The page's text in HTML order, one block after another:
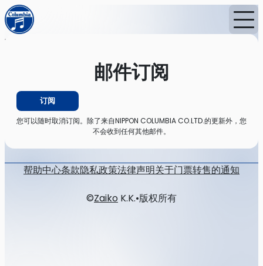
首页
邮件订阅
订阅
您可以随时取消订阅。除了来自NIPPON COLUMBIA CO.LTD.的更新外，您
不会收到任何其他邮件。
帮助中心条款隐私政策法律声明关于门票转售的通知
©Zaiko K.K.•版权所有